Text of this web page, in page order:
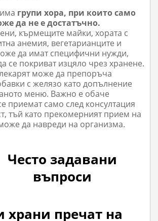
групи хора, при които само
да не е достатъчно.
кърмещите майки, хората с
анемия, вегетарианците и
да имат специфични нужди,
се покриват изцяло чрез хранене.
може да препоръча
с желязо като допълнение
меню. Важно е обаче
приемат само след консултация
тъй като прекомерният прием на
да навреди на организма.
Често задавани
въпроси
храни пречат на